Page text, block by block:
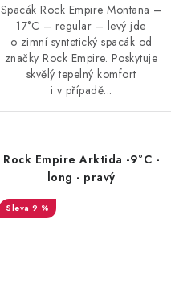
Spacák Rock Empire Montana –
17°C – regular – levý jde
o zimní syntetický spacák od
značky Rock Empire. Poskytuje
skvělý tepelný komfort
i v případě...
Rock Empire Arktida -9°C -
long - pravý
9 %